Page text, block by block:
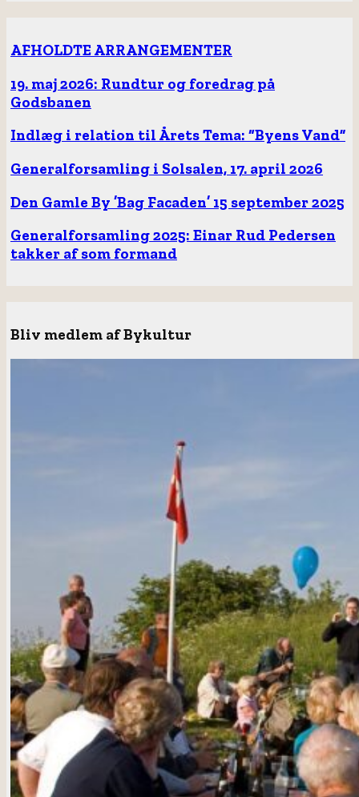
AFHOLDTE ARRANGEMENTER
19. maj 2026: Rundtur og foredrag på
Godsbanen
Indlæg i relation til Årets Tema: “Byens Vand”
Generalforsamling i Solsalen, 17. april 2026
Den Gamle By ’Bag Facaden’ 15 september 2025
Generalforsamling 2025: Einar Rud Pedersen
takker af som formand
Bliv medlem af Bykultur